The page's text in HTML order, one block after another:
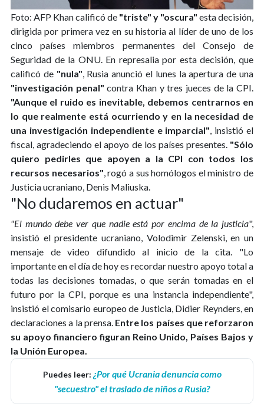
Foto: AFP Khan calificó de "triste" y "oscura" esta decisión,
dirigida por primera vez en su historia al líder de uno de los
cinco países miembros permanentes del Consejo de
Seguridad de la ONU. En represalia por esta decisión, que
calificó de "nula", Rusia anunció el lunes la apertura de una
"investigación penal" contra Khan y tres jueces de la CPI.
"Aunque el ruido es inevitable, debemos centrarnos en
lo que realmente está ocurriendo y en la necesidad de
una investigación independiente e imparcial", insistió el
fiscal, agradeciendo el apoyo de los países presentes. "Sólo
quiero pedirles que apoyen a la CPI con todos los
recursos necesarios", rogó a sus homólogos el ministro de
Justicia ucraniano, Denis Maliuska.
"No dudaremos en actuar"
"El mundo debe ver que nadie está por encima de la justicia",
insistió el presidente ucraniano, Volodimir Zelenski, en un
mensaje de video difundido al inicio de la cita. "Lo
importante en el día de hoy es recordar nuestro apoyo total a
todas las decisiones tomadas, o que serán tomadas en el
futuro por la CPI, porque es una instancia independiente",
insistió el comisario europeo de Justicia, Didier Reynders, en
declaraciones a la prensa. Entre los países que reforzaron
su apoyo financiero figuran Reino Unido, Países Bajos y
la Unión Europea.
Puedes leer: ¿Por qué Ucrania denuncia como
"secuestro" el traslado de niños a Rusia?